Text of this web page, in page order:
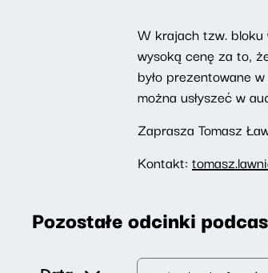
W krajach tzw. bloku
wysoką cenę za to,
było prezentowane
można usłyszeć w
Zaprasza Tomasz
Kontakt:
Pozostałe odcinki